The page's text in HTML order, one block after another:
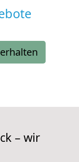
– wir